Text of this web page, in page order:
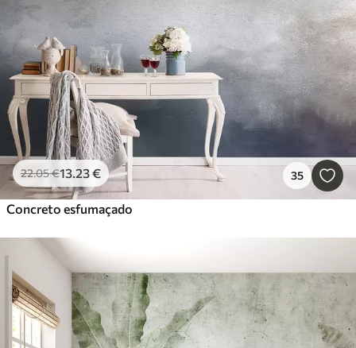
22.05€13.23€ 35
Concreto esfumaçado